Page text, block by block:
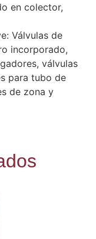
en colector,
Válvulas de
incorporado,
válvulas
para tubo de
de zona y